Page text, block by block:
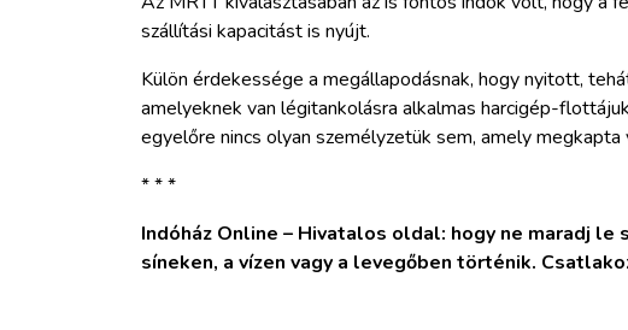
szállítási kapacitást is nyújt.
Külön érdekessége a megállapodásnak, hogy nyitott,
amelyeknek van légitankolásra alkalmas harcigép-
egyelőre nincs olyan személyzetük sem, amely
* * *
Indóház Online – Hivatalos oldal: hogy ne maradj
síneken, a vízen vagy a levegőben történik.